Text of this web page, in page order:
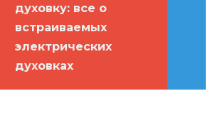
духовку: все о
встраиваемых
электрических
духовках